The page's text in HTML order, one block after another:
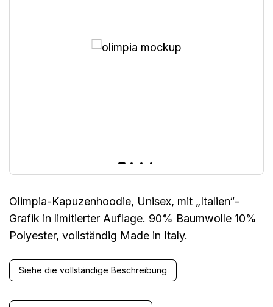
Olimpia-Kapuzenhoodie, Unisex, mit „Italien“-
Grafik in limitierter Auflage. 90% Baumwolle 10%
Polyester, vollständig Made in Italy.
Siehe die vollständige Beschreibung